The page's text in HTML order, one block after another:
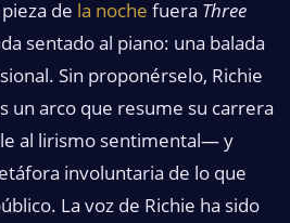
de la noche fuera Three
sentado al piano: una balada
Sin proponérselo, Richie
un arco que resume su carrera
al lirismo sentimental— y
involuntaria de lo que
La voz de Richie ha sido